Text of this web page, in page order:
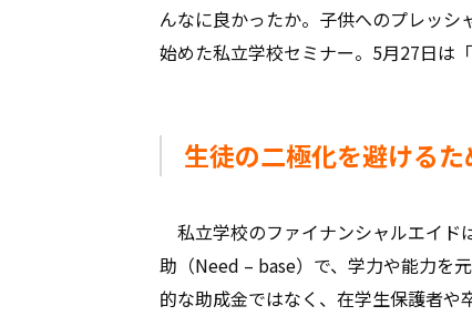
んなに良かったか。子供へのプレッ
始めた私立学校セミナー。5月27日は
生徒の二極化を避ける
私立学校のファイナンシャルエイド
助（Need – base）で、学力や能力を
的な助成金ではなく、在学生保護者や